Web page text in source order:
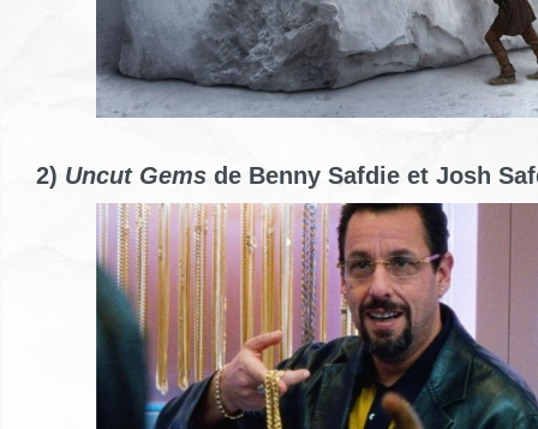
2) Uncut Gems de Benny Safdie et Josh